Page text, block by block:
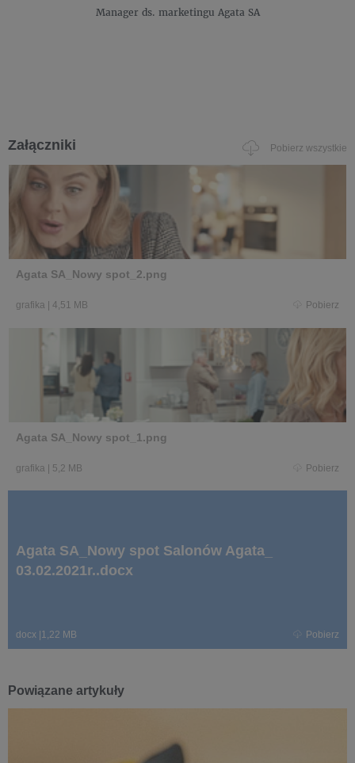
Manager ds. marketingu Agata SA
Załączniki Pobierz wszystkie
Agata SA_Nowy spot_2.png
grafika | 4,51 MB Pobierz
Agata SA_Nowy spot_1.png
grafika | 5,2 MB Pobierz
Agata SA_Nowy spot Salonów Agata_
03.02.2021r..docx
docx |1,22 MB Pobierz
Powiązane artykuły